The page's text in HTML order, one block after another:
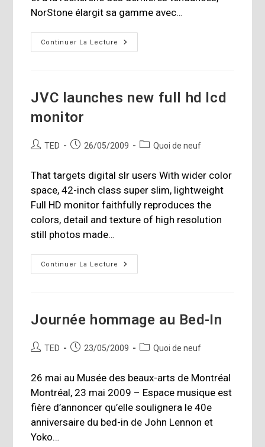
NorStone élargit sa gamme avec…
Continuer La Lecture
NorStone
Élargit
JVC launches new full hd lcd
monitor
Auteur/autrice
publication :
TED
Publication
26/05/2009
PostQuoi de neuf
That targets digital slr users With wider color
space, 42-inch class super slim, lightweight
Full HD monitor faithfully reproduces the
colors, detail and texture of high resolution
still photos made…
Continuer La Lecture
JVC
Launches
Journée hommage au Bed-In
Auteur/autrice
publication :
TED
Publication
23/05/2009
PostQuoi de neuf
26 mai au Musée des beaux-arts de Montréal
Montréal, 23 mai 2009 – Espace musique est
fière d’annoncer qu’elle soulignera le 40e
anniversaire du bed-in de John Lennon et
Yoko…